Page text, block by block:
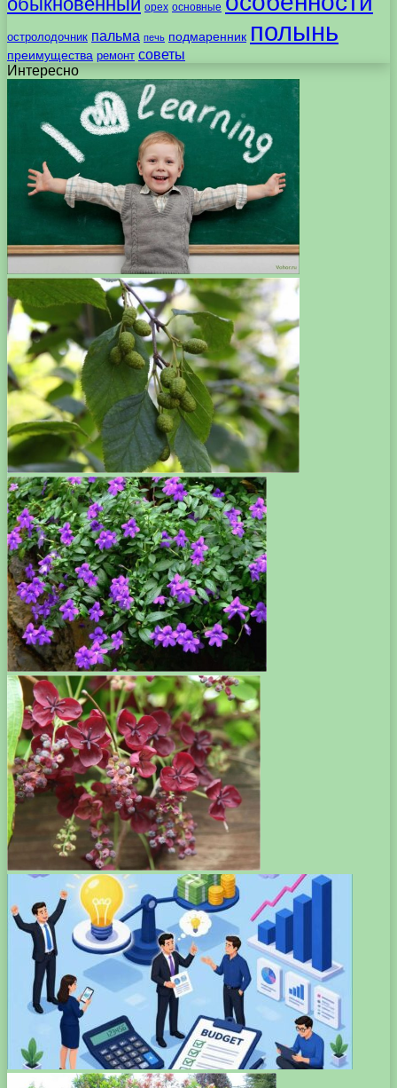
орех основные
остролодочник пальма печь подмаренник полынь
преимущества ремонт советы
Интересно